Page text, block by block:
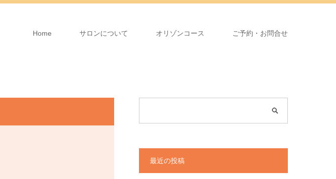
Home サロンについて オリゾンコース ご予約・お問合せ
最近の投稿